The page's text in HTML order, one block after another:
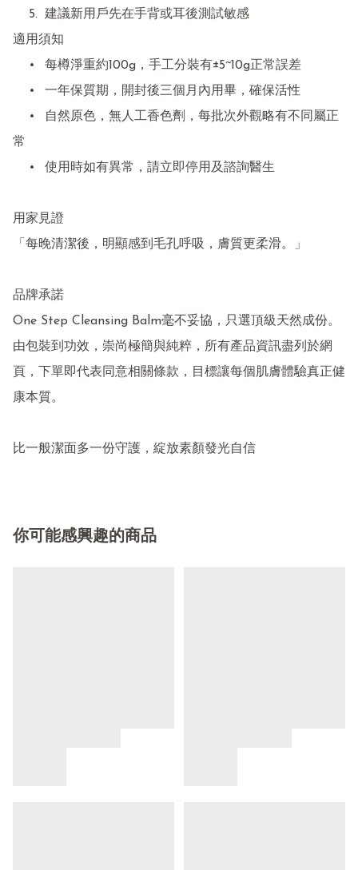
適用須知
常
用家見證
「每晚清潔後，明顯感到毛孔呼吸，膚質更柔滑。」
品牌承諾
One Step Cleansing Balm毫不妥協，只選頂級天然成份。
由包裝到功效，崇尚極簡與純粹，所有產品資訊盡列於網
頁，下單即代表同意相關條款，目標讓每個肌膚體驗真正健
康本質。
比一般潔面多一份守護，綻放素顏發光自信
你可能感興趣的商品